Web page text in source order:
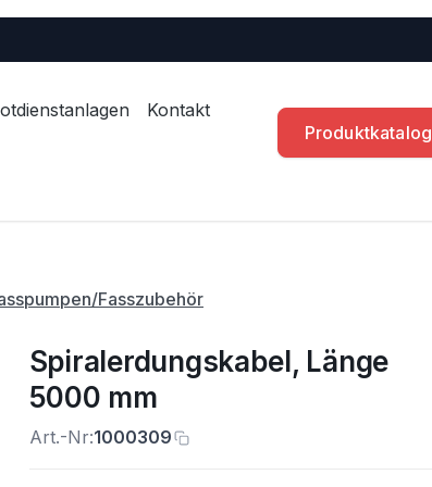
Kontakt
Produktkatalog
Fasszubehör
Spiralerdungskabel, Länge
5000 mm
Art.-Nr:1000309